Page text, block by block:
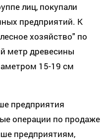
лиц, покупали
предприятий. К
хозяйство" по
метр древесины
15-19 см
предприятия
операции по продаже
предприятиям,